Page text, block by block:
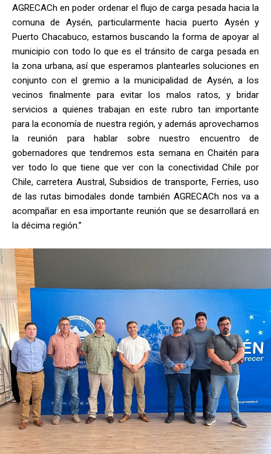
AGRECACh en poder ordenar el flujo de carga pesada hacia la
comuna de Aysén, particularmente hacia puerto Aysén y
Puerto Chacabuco, estamos buscando la forma de apoyar al
municipio con todo lo que es el tránsito de carga pesada en
la zona urbana, así que esperamos plantearles soluciones en
conjunto con el gremio a la municipalidad de Aysén, a los
vecinos finalmente para evitar los malos ratos, y bridar
servicios a quienes trabajan en este rubro tan importante
para la economía de nuestra región, y además aprovechamos
la reunión para hablar sobre nuestro encuentro de
gobernadores que tendremos esta semana en Chaitén para
ver todo lo que tiene que ver con la conectividad Chile por
Chile, carretera Austral, Subsidios de transporte, Ferries, uso
de las rutas bimodales donde también AGRECACh nos va a
acompañar en esa importante reunión que se desarrollará en
la décima región.”